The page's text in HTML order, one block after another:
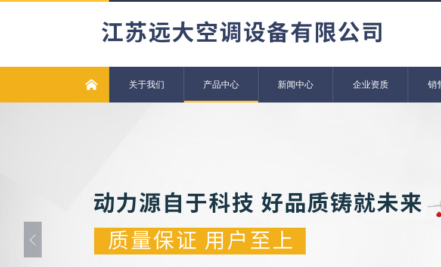
关于我们 产品中心 新闻中心 企业资质 销